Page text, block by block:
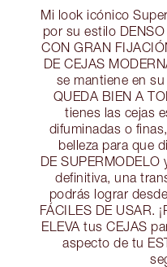
Mi look icónico
por su estilo
CON GRAN
DE CEJAS
se mantiene en
QUEDA BIEN A
tienes las cejas
difuminadas o
belleza para que
DE SUPERMODELO
definitiva, una
podrás lograr
FÁCILES DE USAR.
ELEVA tus CEJAS
aspecto de tu